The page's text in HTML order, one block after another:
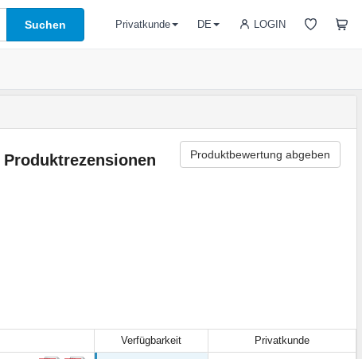
Suchen LOGIN
Privatkunde DE
Produktrezensionen Produktbewertung abgeben
Verfügbarkeit
Privatkunde